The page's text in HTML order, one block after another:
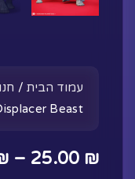
עמוד הבית/
Beast
25.00 ₪
–